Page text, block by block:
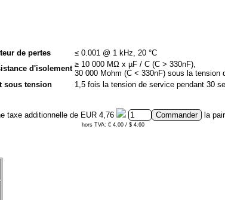
de pertes
≤ 0.001 @ 1 kHz, 20 °C
d'isolement ≥ 10 000 MΩ x µF / C (C > 330nF),
30 000 Mohm (C < 330nF) sous la tension
sous tension 1,5 fois la tension de service pendant 30
taxe additionnelle de EUR 4,76
hors TVA: € 4.00 / $ 4.60
la